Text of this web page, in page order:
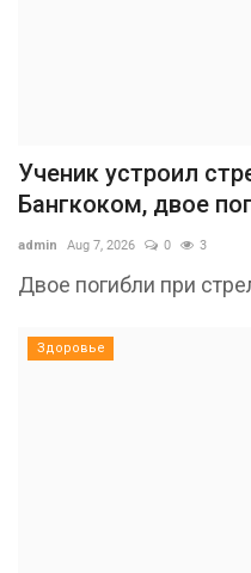
Ученик устроил
Бангкоком, двое
admin Aug 7, 2026 0 3
Двое погибли при
Здоровье